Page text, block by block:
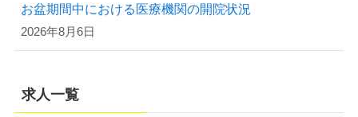
お盆期間中における医療機関の開院状況
2026年8月6日
求人一覧